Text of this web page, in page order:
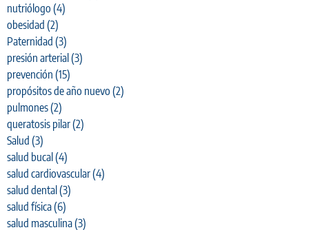
nutriólogo (4)
obesidad (2)
Paternidad (3)
presión arterial(3)
prevención (15)
propósitos de año nuevo (2)
pulmones(2)
queratosis pilar(2)
Salud (3)
salud bucal(4)
salud cardiovascular(4)
salud dental(3)
salud física(6)
salud masculina(3)